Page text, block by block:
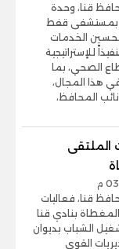
قنا، وحدة
بمستشفى قفط
الخدمات
للإستراتيجية
الصحي، بما
هذا المجال،
المحافظ،
الملتقى
قنا، فعاليات
بنادي قنا
الشباب بديوان
القوى